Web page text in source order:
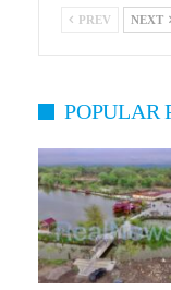
PREV NEXT
POPULAR